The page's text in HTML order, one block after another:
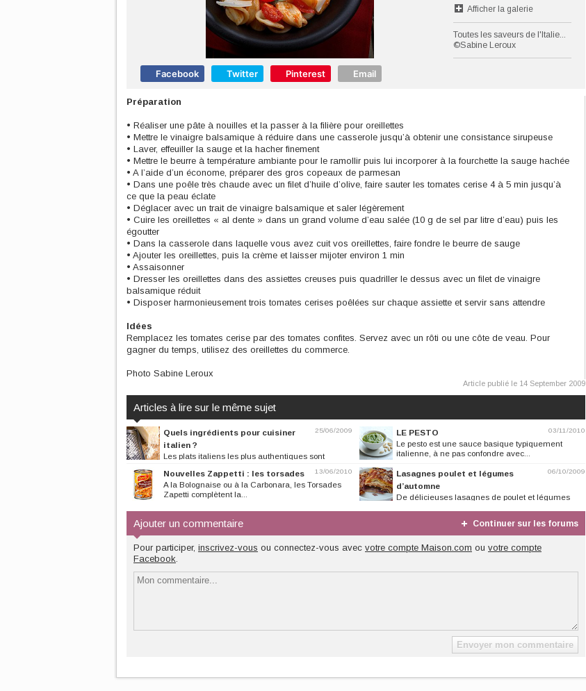
Afficher la galerie
Toutes les saveurs de l'Italie...
©Sabine Leroux
Facebook Twitter Pinterest Email
Préparation
• Réaliser une pâte à nouilles et la passer à la filière pour oreillettes
• Mettre le vinaigre balsamique à réduire dans une casserole jusqu’à obtenir une consistance sirupeuse
• Laver, effeuiller la sauge et la hacher finement
• Mettre le beurre à température ambiante pour le ramollir puis lui incorporer à la fourchette la sauge hachée
• A l’aide d’un économe, préparer des gros copeaux de parmesan
• Dans une poêle très chaude avec un filet d’huile d’olive, faire sauter les tomates cerise 4 à 5 min jusqu’à
ce que la peau éclate
• Déglacer avec un trait de vinaigre balsamique et saler légèrement
• Cuire les oreillettes « al dente » dans un grand volume d’eau salée (10 g de sel par litre d’eau) puis les
égoutter
• Dans la casserole dans laquelle vous avez cuit vos oreillettes, faire fondre le beurre de sauge
• Ajouter les oreillettes, puis la crème et laisser mijoter environ 1 min
• Assaisonner
• Dresser les oreillettes dans des assiettes creuses puis quadriller le dessus avec un filet de vinaigre
balsamique réduit
• Disposer harmonieusement trois tomates cerises poêlées sur chaque assiette et servir sans attendre
Idées
Remplacez les tomates cerise par des tomates confites. Servez avec un rôti ou une côte de veau. Pour
gagner du temps, utilisez des oreillettes du commerce.
Photo Sabine Leroux
Article publié le 14 September 2009
Articles à lire sur le même sujet
25/06/2009
Quels ingrédients pour cuisiner
italien ?
Les plats italiens les plus authentiques sont
03/11/2010
LE PESTO
Le pesto est une sauce basique typiquement
italienne, à ne pas confondre avec...
13/06/2010
Nouvelles Zappetti : les torsades
A la Bolognaise ou à la Carbonara, les Torsades
Zapetti complètent la...
06/10/2009
Lasagnes poulet et légumes
d’automne
De délicieuses lasagnes de poulet et légumes
Ajouter un commentaire Continuer sur les forums
Pour participer, inscrivez-vous ou connectez-vous avec votre compte Maison.com ou votre compte
Facebook.